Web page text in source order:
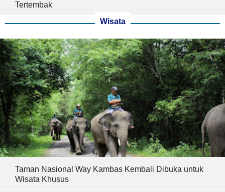
Tertembak
Wisata
Taman Nasional Way Kambas Kembali Dibuka untuk
Wisata Khusus